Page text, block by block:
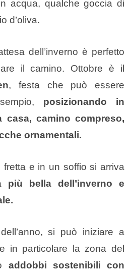
acqua, qualche goccia di
d’oliva.
dell’inverno è perfetto
il camino. Ottobre è il
, festa che può essere
posizionando in
casa, camino compreso,
ornamentali.
fretta e in un soffio si arriva
più bella dell’inverno e
si può iniziare a
in particolare la zona del
addobbi sostenibili con